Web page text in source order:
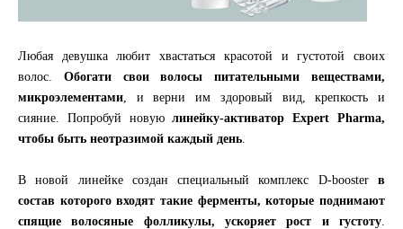
Любая девушка любит хвастаться красотой и густотой своих
волос. Обогати свои волосы питательными веществами,
микроэлементами , и верни им здоровый вид, крепкость и
сияние. Попробуй новуюлинейку-активатор Expert Pharma,
чтобы быть неотразимой каждый день
В новой линейке создан специальный комплекс D-booster в
состав которого входят такие ферменты, которые поднимают
спящие волосяные фолликулы, ускоряет рост и густоту